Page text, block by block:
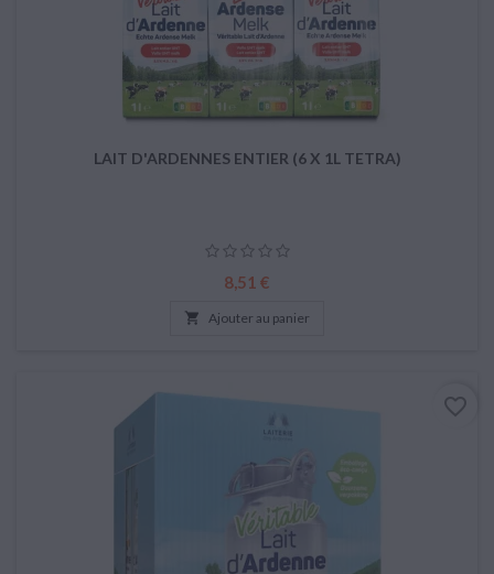
LAIT D'ARDENNES ENTIER (6 X 1L TETRA)
Prix
8,51 €
 Ajouter au panier
favorite_border